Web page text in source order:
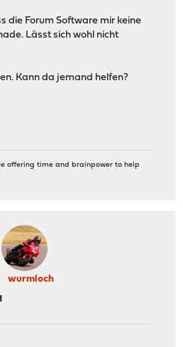
die Forum Software mir keine
Lässt sich wohl nicht
Kann da jemand helfen?
offering time and brainpower to help
wurmloch